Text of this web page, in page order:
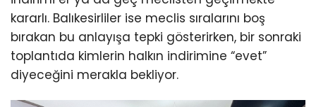
kararlı. Balıkesirliler ise meclis sıralarını boş
bırakan bu anlayışa tepki gösterirken, bir sonraki
toplantıda kimlerin halkın indirimine “evet”
diyeceğini merakla bekliyor.